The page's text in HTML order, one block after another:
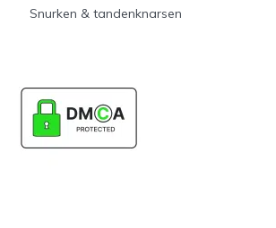
Snurken & tandenknarsen